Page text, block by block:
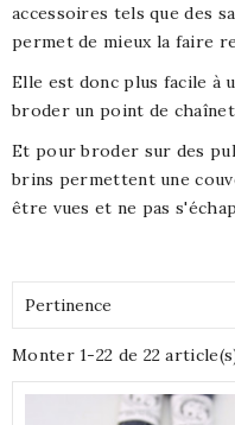
accessoires tels que des
permet de mieux la faire
Elle est donc plus facile
broder un point de
Et pour broder sur des
brins permettent une
être vues et ne pas
Pertinence
Monter 1-22 de 22